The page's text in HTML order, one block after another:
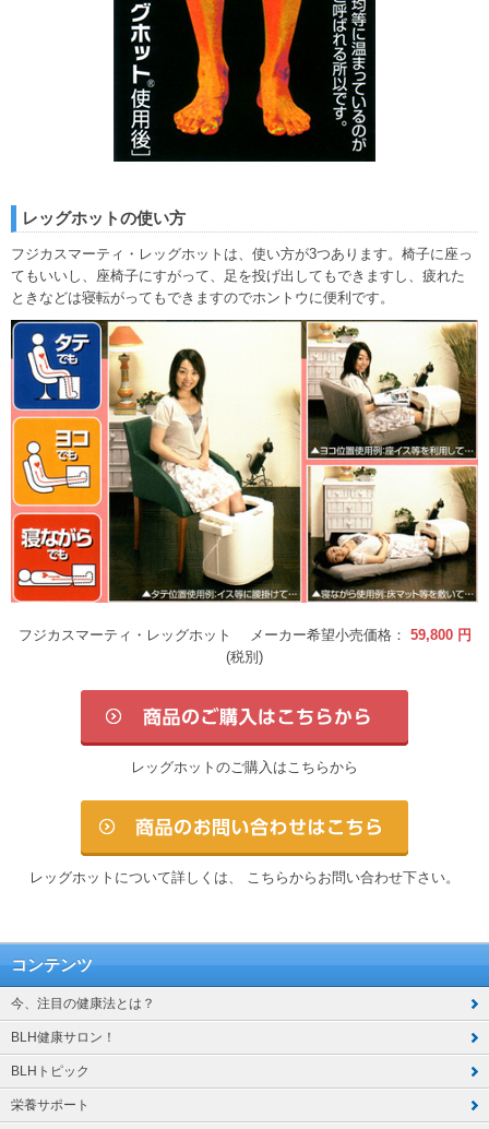
レッグホットの使い方
フジカスマーティ・レッグホットは、使い方が3つあります。椅子に座っ
てもいいし、座椅子にすがって、足を投げ出してもできますし、疲れた
ときなどは寝転がってもできますのでホントウに便利です。
フジカスマーティ・レッグホット メーカー希望小売価格： 59,800 円
(税別)
レッグホットのご購入はこちらから
レッグホットについて詳しくは、 こちらからお問い合わせ下さい。
コンテンツ
今、注目の健康法とは？
BLH健康サロン！
BLHトピック
栄養サポート